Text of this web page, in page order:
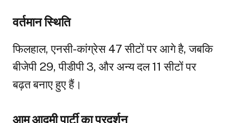
वर्तमान स्थिति
फिलहाल, एनसी-कांग्रेस 47 सीटों पर आगे है, जबकि
बीजेपी 29, पीडीपी 3, और अन्य दल 11 सीटों पर
बढ़त बनाए हुए हैं।
आम आदमी पार्टी का प्रदर्शन